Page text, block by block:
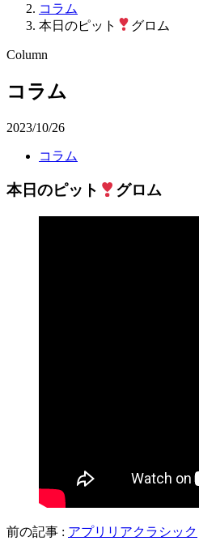
コラム
本日のピット
グロム
Column
コラム
2023/10/26
コラム
本日のピット グロム
前の記事 : アプリリアクラシック